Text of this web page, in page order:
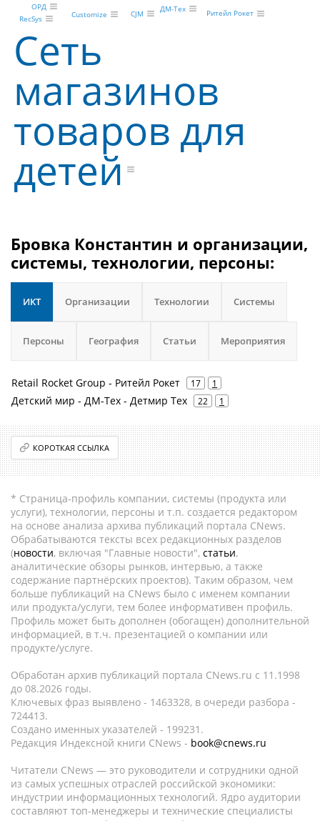
Сеть
магазинов
товаров для
детей
Ритейл Рокет
ДМ-Тех
CJM
Customize
RecSys
ОРД
Бровка Константин и организации,
системы, технологии, персоны:
ИКТ Организации Технологии Системы
Персоны География Статьи Мероприятия
Retail Rocket Group - Ритейл Рокет 17 1
Детский мир - ДМ-Тех - Детмир Тех 22 1
КОРОТКАЯ ССЫЛКА
* Страница-профиль компании, системы (продукта или
услуги), технологии, персоны и т.п. создается редактором
на основе анализа архива публикаций портала CNews.
Обрабатываются тексты всех редакционных разделов
(новости, включая "Главные новости", статьи,
аналитические обзоры рынков, интервью, а также
содержание партнёрских проектов). Таким образом, чем
больше публикаций на CNews было с именем компании
или продукта/услуги, тем более информативен профиль.
Профиль может быть дополнен (обогащен) дополнительной
информацией, в т.ч. презентацией о компании или
продукте/услуге.
Обработан архив публикаций портала CNews.ru c 11.1998
до 08.2026 годы.
Ключевых фраз выявлено - 1463328, в очереди разбора -
724413.
Создано именных указателей - 199231.
Редакция Индексной книги CNews - book@cnews.ru
Читатели CNews — это руководители и сотрудники одной
из самых успешных отраслей российской экономики:
индустрии информационных технологий. Ядро аудитории
составляют топ-менеджеры и технические специалисты